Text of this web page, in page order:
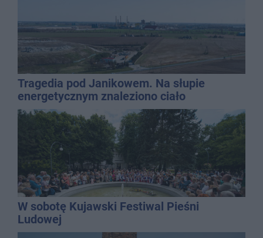
Tragedia pod Janikowem. Na słupie
energetycznym znaleziono ciało
mężczyzny
W sobotę Kujawski Festiwal Pieśni
Ludowej